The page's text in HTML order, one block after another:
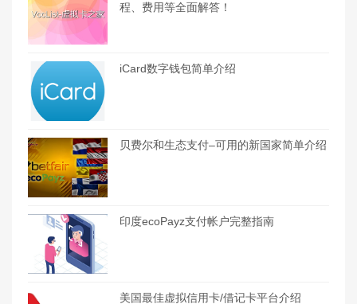
程、费用等全面解答！
iCard数字钱包简单介绍
贝费尔和生态支付–可用的新国家简单介绍
印度ecoPayz支付帐户完整指南
美国最佳虚拟信用卡/借记卡平台介绍